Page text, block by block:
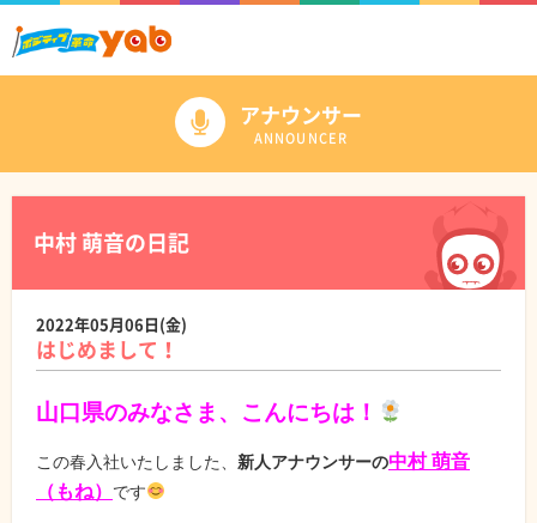
アナウンサー
ANNOUNCER
中村 萌音の日記
2022年05月06日(金)
はじめまして！
山口県のみなさま、こんにちは！
この春入社いたしました、 新人アナウンサーの中村 萌音
（もね） です